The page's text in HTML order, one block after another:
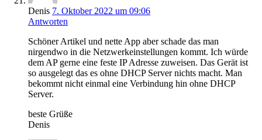
Denis 7. Oktober 2022 um 09:06
Antworten
Schöner Artikel und nette App aber schade das man
nirgendwo in die Netzwerkeinstellungen kommt. Ich würde
dem AP gerne eine feste IP Adresse zuweisen. Das Gerät ist
so ausgelegt das es ohne DHCP Server nichts macht. Man
bekommt nicht einmal eine Verbindung hin ohne DHCP
Server.
beste Grüße
Denis